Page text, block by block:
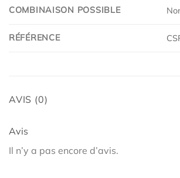
COMBINAISON POSSIBLE
RÉFÉRENCE
AVIS (0)
Avis
Il n’y a pas encore d’avis.